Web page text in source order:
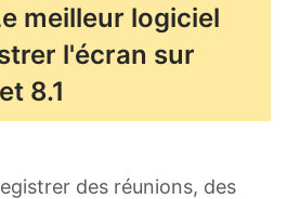
meilleur logiciel
l'écran sur
8.1
des réunions, des